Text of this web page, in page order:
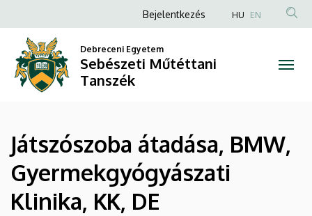
Sebészeti
Műtéttani
Tanszék
a
tartalomra
Anonim
fiók
menüje
Bejelentkezés HU EN
Debreceni Egyetem
Sebészeti Műtéttani
Tanszék
Játszószoba átadása, BMW,
Gyermekgyógyászati
Klinika, KK, DE